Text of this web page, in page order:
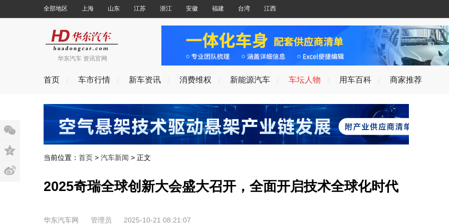
全部地区 上海 山东 江苏 浙江 安徽 福建 台湾 江西
华东汽车 资讯官网
首页 车市行情 新车资讯 消费维权 新能源汽车 车坛人物 用车百科 商家推荐
当前位置： 首页 > 汽车新闻 > 正文
2025奇瑞全球创新大会盛大召开，全面开启技术全球化时代
华东汽车网 管理员 2025-10-21 08:21:07